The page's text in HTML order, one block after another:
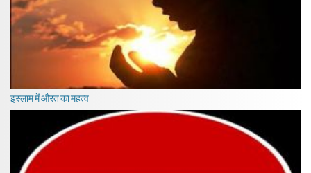
इस्लाम में औरत का महत्व